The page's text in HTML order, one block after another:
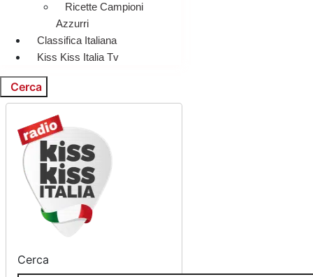
Ricette Campioni
Azzurri
Classifica Italiana
Kiss Kiss Italia Tv
Cerca
Cerca